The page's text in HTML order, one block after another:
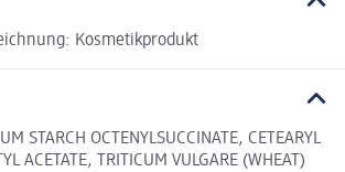
Kosmetikprodukt
STARCH OCTENYLSUCCINATE, CETEARYL
ACETATE, TRITICUM VULGARE (WHEAT)